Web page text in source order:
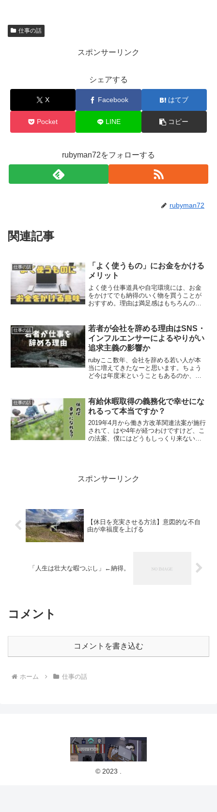
仕事の話
スポンサーリンク
シェアする
X Facebook はてブ
Pocket LINE コピー
rubyman72をフォローする
rubyman72
関連記事
仕事の話
「よく使うもの」にお金をかける
メリット
よく使う仕事道具や自宅環境には、お金
をかけてでも納得のいく物を買うことが
おすすめ。理由は満足感はもちろんのこ
が増える②脳のワーキングメモリが開放
され、余計な悩みが...
仕事の話
若者が会社を辞める理由はSNS・
インフルエンサーによるやりがい
追求主義の影響か
rubyここ数年、会社を辞める若い人が本
当に増えてきたなーと思います。ちょう
ど今は年度末ということもあるのか、こ
理由を尋ねてみると、「仕事が辛い」・
「残業が嫌」などで...
仕事の話
有給休暇取得の義務化で幸せにな
れるって本当ですか？
2019年4月から働き方改革関連法案が施行
されて、はや4年が経つわけですけど、こ
の法案、僕にはどうもしっくり来ないん
スポンサーリンク
【休日を充実させる方法】意図的な不自
由が幸福度を上げる
「人生は壮大な暇つぶし」←納得。
コメント
コメントを書き込む
ホーム 仕事の話
© 2023 .